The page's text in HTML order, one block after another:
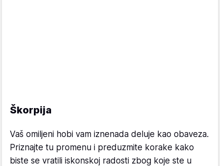
Škorpija
Vaš omiljeni hobi vam iznenada deluje kao obaveza.
Priznajte tu promenu i preduzmite korake kako
biste se vratili iskonskoj radosti zbog koje ste u